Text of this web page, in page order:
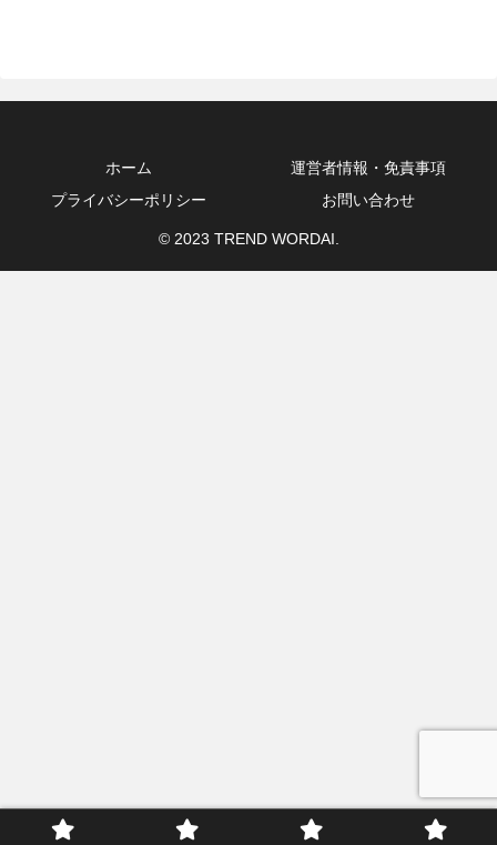
ホーム
運営者情報・免責事項
プライバシーポリシー
お問い合わせ
© 2023 TREND WORDAI.